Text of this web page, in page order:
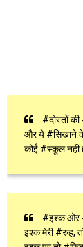
#दोस्तों
और ये #सिखाने
कोई #स्कूल नहीं
#इश्क ओर
इश्क मेरी #रुह,